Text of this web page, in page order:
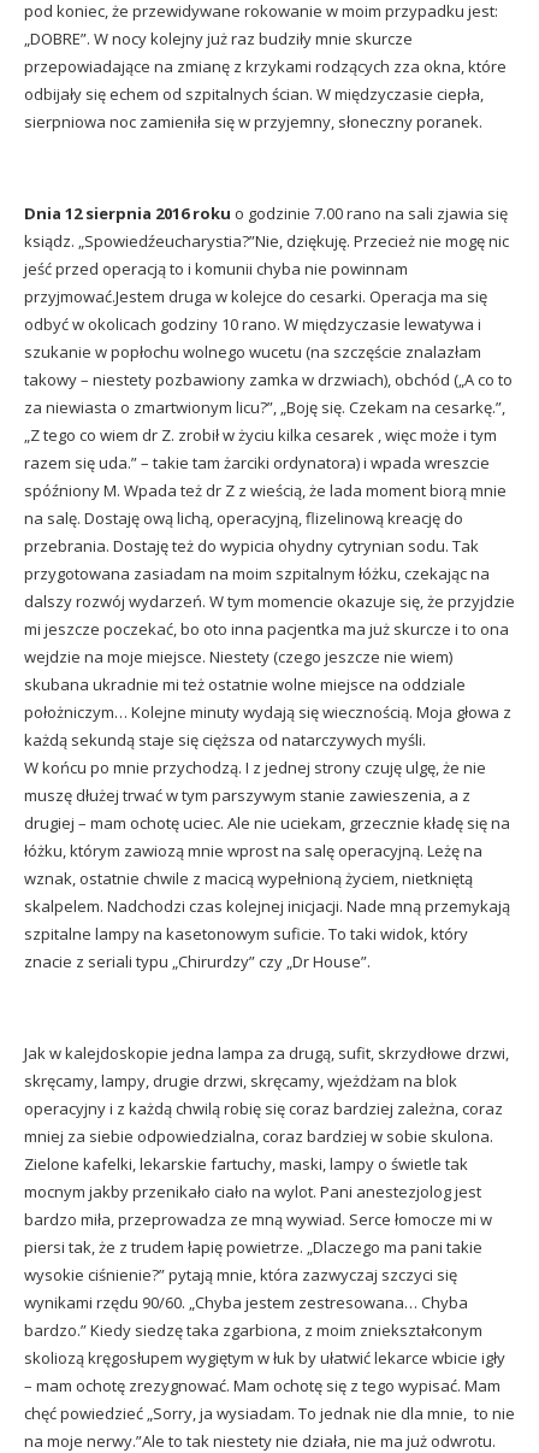
pod koniec, że przewidywane rokowanie w moim przypadku jest:
„DOBRE”. W nocy kolejny już raz budziły mnie skurcze
przepowiadające na zmianę z krzykami rodzących zza okna, które
odbijały się echem od szpitalnych ścian. W międzyczasie ciepła,
sierpniowa noc zamieniła się w przyjemny, słoneczny poranek.
Dnia 12 sierpnia 2016 roku o godzinie 7.00 rano na sali zjawia się
ksiądz. „Spowiedźeucharystia?”Nie, dziękuję. Przecież nie mogę nic
jeść przed operacją to i komunii chyba nie powinnam
przyjmować.Jestem druga w kolejce do cesarki. Operacja ma się
odbyć w okolicach godziny 10 rano. W międzyczasie lewatywa i
szukanie w popłochu wolnego wucetu (na szczęście znalazłam
takowy – niestety pozbawiony zamka w drzwiach), obchód („A co to
za niewiasta o zmartwionym licu?”, „Boję się. Czekam na cesarkę.”,
„Z tego co wiem dr Z. zrobił w życiu kilka cesarek , więc może i tym
razem się uda.” – takie tam żarciki ordynatora) i wpada wreszcie
spóźniony M. Wpada też dr Z z wieścią, że lada moment biorą mnie
na salę. Dostaję ową lichą, operacyjną, flizelinową kreację do
przebrania. Dostaję też do wypicia ohydny cytrynian sodu. Tak
przygotowana zasiadam na moim szpitalnym łóżku, czekając na
dalszy rozwój wydarzeń. W tym momencie okazuje się, że przyjdzie
mi jeszcze poczekać, bo oto inna pacjentka ma już skurcze i to ona
wejdzie na moje miejsce. Niestety (czego jeszcze nie wiem)
skubana ukradnie mi też ostatnie wolne miejsce na oddziale
położniczym… Kolejne minuty wydają się wiecznością. Moja głowa z
każdą sekundą staje się cięższa od natarczywych myśli.
W końcu po mnie przychodzą. I z jednej strony czuję ulgę, że nie
muszę dłużej trwać w tym parszywym stanie zawieszenia, a z
drugiej – mam ochotę uciec. Ale nie uciekam, grzecznie kładę się na
łóżku, którym zawiozą mnie wprost na salę operacyjną. Leżę na
wznak, ostatnie chwile z macicą wypełnioną życiem, nietkniętą
skalpelem. Nadchodzi czas kolejnej inicjacji. Nade mną przemykają
szpitalne lampy na kasetonowym suficie. To taki widok, który
znacie z seriali typu „Chirurdzy” czy „Dr House”.
Jak w kalejdoskopie jedna lampa za drugą, sufit, skrzydłowe drzwi,
skręcamy, lampy, drugie drzwi, skręcamy, wjeżdżam na blok
operacyjny i z każdą chwilą robię się coraz bardziej zależna, coraz
mniej za siebie odpowiedzialna, coraz bardziej w sobie skulona.
Zielone kafelki, lekarskie fartuchy, maski, lampy o świetle tak
mocnym jakby przenikało ciało na wylot. Pani anestezjolog jest
bardzo miła, przeprowadza ze mną wywiad. Serce łomocze mi w
piersi tak, że z trudem łapię powietrze. „Dlaczego ma pani takie
wysokie ciśnienie?” pytają mnie, która zazwyczaj szczyci się
wynikami rzędu 90/60. „Chyba jestem zestresowana… Chyba
bardzo.” Kiedy siedzę taka zgarbiona, z moim zniekształconym
skoliozą kręgosłupem wygiętym w łuk by ułatwić lekarce wbicie igły
– mam ochotę zrezygnować. Mam ochotę się z tego wypisać. Mam
chęć powiedzieć „Sorry, ja wysiadam. To jednak nie dla mnie, to nie
na moje nerwy.”Ale to tak niestety nie działa, nie ma już odwrotu.